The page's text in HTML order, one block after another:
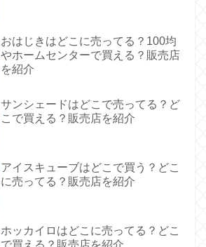
おはじきはどこに売ってる？100均
やホームセンターで買える？販売店
を紹介
サンシェードはどこで売ってる？ど
こで買える？販売店を紹介
アイスキューブはどこで買う？どこ
に売ってる？販売店を紹介
ホッカイロはどこに売ってる？どこ
で買える？販売店を紹介